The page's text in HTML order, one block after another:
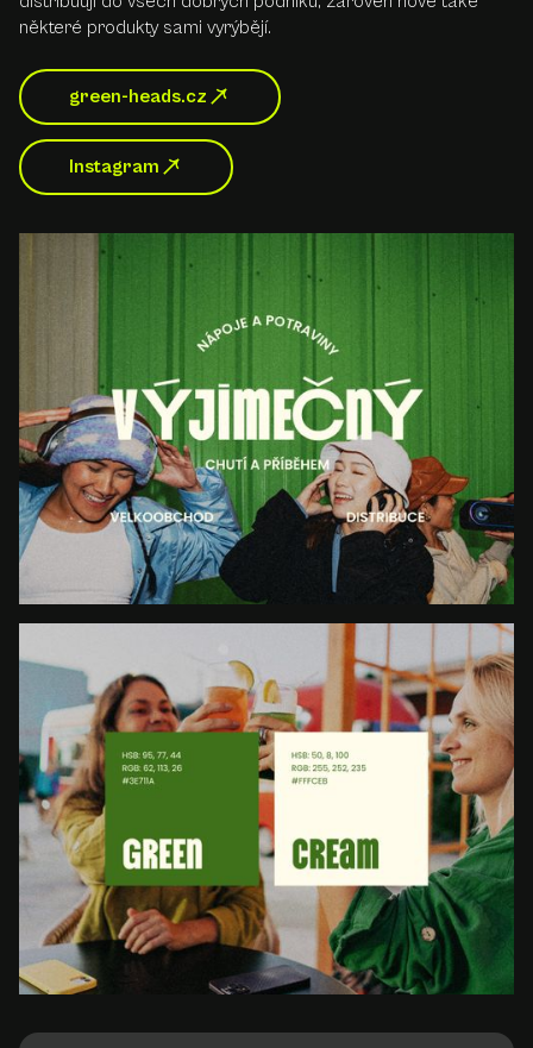
některé produkty sami vyrýbějí.
green-heads.cz
Instagram